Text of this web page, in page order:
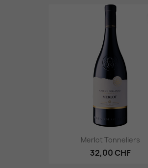
Merlot Tonneliers
32,00 CHF